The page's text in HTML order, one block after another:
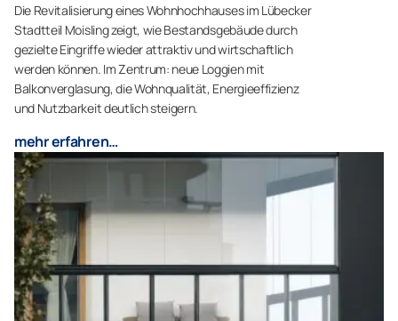
Die Revitalisierung eines Wohnhochhauses im Lübecker
Stadtteil Moisling zeigt, wie Bestandsgebäude durch
gezielte Eingriffe wieder attraktiv und wirtschaftlich
werden können. Im Zentrum: neue Loggien mit
Balkonverglasung, die Wohnqualität, Energieeffizienz
und Nutzbarkeit deutlich steigern.
mehr erfahren…